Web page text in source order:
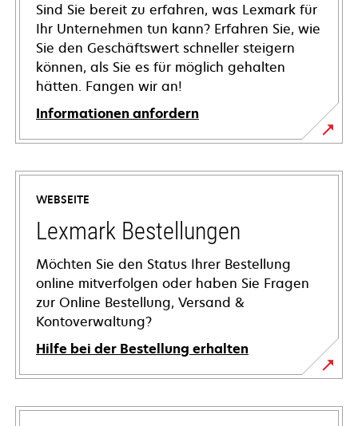
Sind Sie bereit zu erfahren, was Lexmark für
Ihr Unternehmen tun kann? Erfahren Sie, wie
Sie den Geschäftswert schneller steigern
können, als Sie es für möglich gehalten
hätten. Fangen wir an!
Informationen anfordern
WEBSEITE
Lexmark Bestellungen
Möchten Sie den Status Ihrer Bestellung
online mitverfolgen oder haben Sie Fragen
zur Online Bestellung, Versand &
Kontoverwaltung?
Hilfe bei der Bestellung erhalten